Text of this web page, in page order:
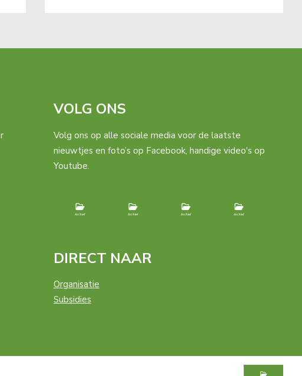
VOLG ONS
Volg ons op alle sociale media voor de laatste
nieuwtjes en foto’s op Facebook, handige video's op
Youtube.
DIRECT NAAR
Organisatie
Subsidies